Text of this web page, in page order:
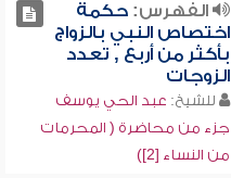
الفهرس:حكمة
اختصاص النبي بالزواج
بأكثر من أربع , تعدد
الزوجات
للشيخ: عبد الحي يوسف
جزء من محاضرة ( المحرمات
من النساء [2])